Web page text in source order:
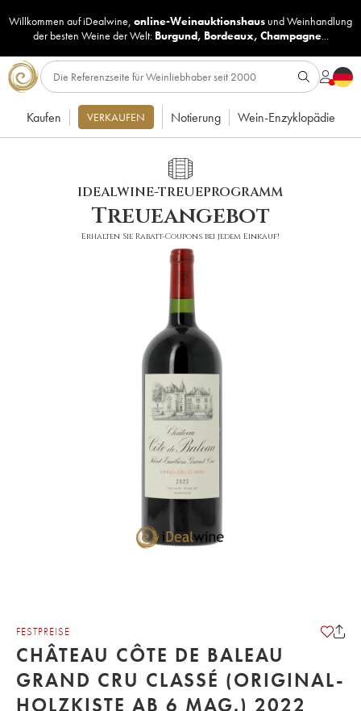
Willkommen auf iDealwine, online-Weinauktionshaus undWeinhandlung
der besten Weine der Welt: Burgund, Bordeaux, Champagne...
Kaufen VERKAUFEN Notierung Wein-Enzyklopädie
IDEALWINE-TREUEPROGRAMM
Treueangebot
Erhalten Sie Rabatt-Coupons bei jedem Einkauf!
FESTPREISE
CHÂTEAU CÔTE DE BALEAU
GRAND CRU CLASSÉ (ORIGINAL-
HOLZKISTE AB 6 MAG.) 2022